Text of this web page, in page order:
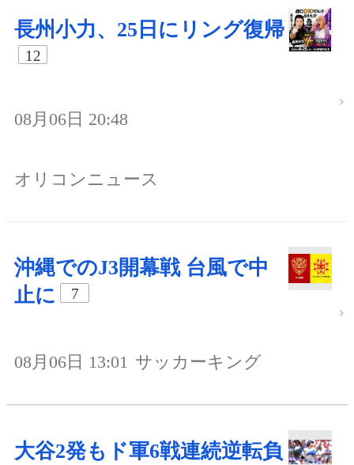
長州小力、25日にリング復帰
12
08月06日 20:48
オリコンニュース
沖縄でのJ3開幕戦 台風で中
止に
7
08月06日 13:01 サッカーキング
大谷2発もド軍6戦連続逆転負